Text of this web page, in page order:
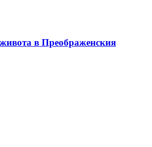
в Преображенския